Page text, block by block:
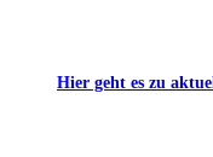
Hier geht es zu